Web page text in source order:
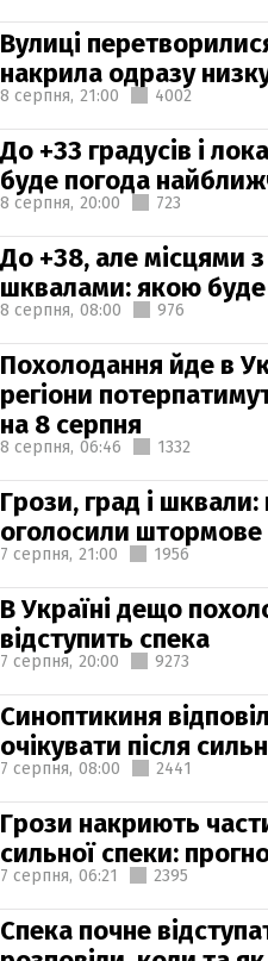
Вулиці
накрила одразу
8 серпня, 21:00 4002
До +33 градусів і
буде погода
8 серпня, 20:00 723
До +38, але місцями
шквалами: якою буде
8 серпня, 08:00 976
Похолодання йде в
регіони
на 8 серпня
8 серпня, 06:46 1332
Грози, град і шквали:
оголосили
7 серпня, 21:00 1956
В Україні дещо
відступить спека
7 серпня, 20:00 9273
Синоптикиня
очікувати після
7 серпня, 08:00 2441
Грози накриють
сильної спеки:
7 серпня, 06:21 2395
Спека почне